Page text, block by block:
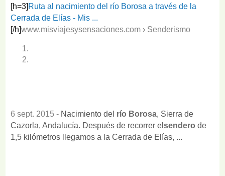
[h=3] Ruta al nacimiento del río Borosa a través de la
Cerrada de Elías - Mis ...
[/h]www.misviajesysensaciones.com › Senderismo
6 sept. 2015 - Nacimiento del río Borosa, Sierra de
Cazorla, Andalucía. Después de recorrer elsendero de
1,5 kilómetros llegamos a la Cerrada de Elías, ...